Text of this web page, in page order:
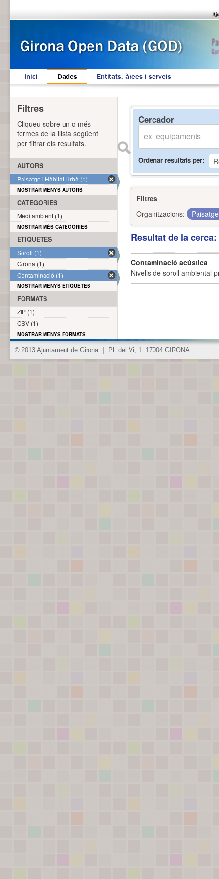
Inici Dades Entitats, àrees i serveis
Cercador
Ordenar resultats per
Filtres
Organitzacions:
Resultat de la
Contaminació acústica
Nivells de soroll ambiental
Filtres
Cliqueu sobre un o més
termes de la llista següent
per filtrar els resultats.
AUTORS
Paisatge i Hàbitat Urbà (1)
MOSTRAR MENYS AUTORS
CATEGORIES
Medi ambient (1)
MOSTRAR MÉS CATEGORIES
ETIQUETES
Soroll (1)
Girona (1)
Contaminació (1)
MOSTRAR MENYS ETIQUETES
FORMATS
ZIP (1)
CSV (1)
MOSTRAR MENYS FORMATS
© 2013 Ajuntament de Girona Pl. del Vi, 1. 17004 GIRONA